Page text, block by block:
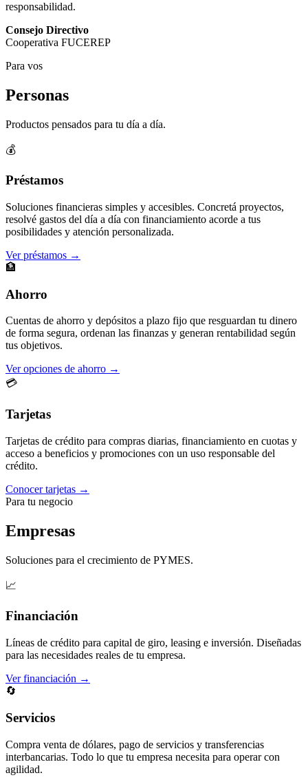
responsabilidad.
Consejo Directivo
Cooperativa FUCEREP
Para vos
Personas
Productos pensados para tu día a día.
💰
Préstamos
Soluciones financieras simples y accesibles. Concretá proyectos,
resolvé gastos del día a día con financiamiento acorde a tus
posibilidades y atención personalizada.
Ver préstamos →
🏦
Ahorro
Cuentas de ahorro y depósitos a plazo fijo que resguardan tu dinero
de forma segura, ordenan las finanzas y generan rentabilidad según
tus objetivos.
Ver opciones de ahorro →
💳
Tarjetas
Tarjetas de crédito para compras diarias, financiamiento en cuotas y
acceso a beneficios y promociones con un uso responsable del
crédito.
Conocer tarjetas →
Para tu negocio
Empresas
Soluciones para el crecimiento de PYMES.
📈
Financiación
Líneas de crédito para capital de giro, leasing e inversión. Diseñadas
para las necesidades reales de tu empresa.
Ver financiación →
🔄
Servicios
Compra venta de dólares, pago de servicios y transferencias
interbancarias. Todo lo que tu empresa necesita para operar con
agilidad.